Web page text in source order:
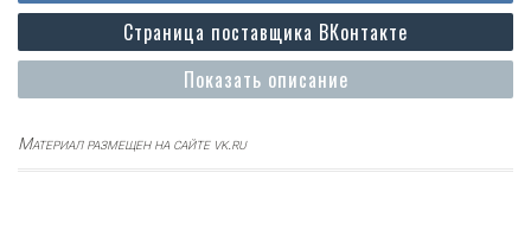
Показать описание
Страница поставщика ВКонтакте
Материал размещен на сайте vk.ru